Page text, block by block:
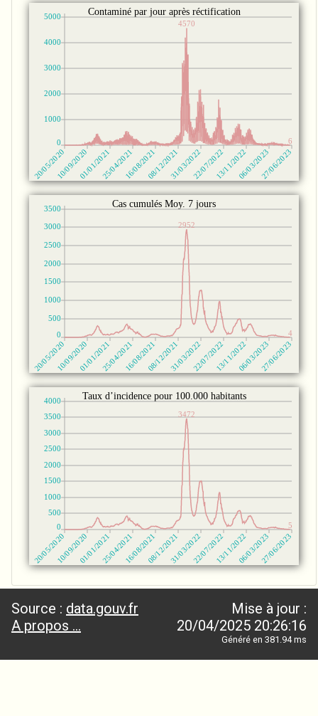
Source : data.gouv.fr
A propos ...
Mise à jour :
20/04/2025 20:26:16
Généré en 381.94 ms